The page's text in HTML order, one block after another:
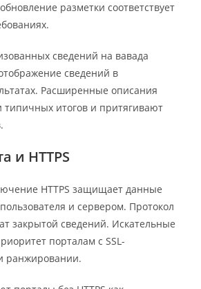
разметки соответствует
сведений на вавада
сведений в
Расширенные описания
типичных итогов и притягивают
и HTTPS
HTTPS защищает данные
и сервером. Протокол
закрытой сведений. Искательные
порталам с SSL-
ранжировании.